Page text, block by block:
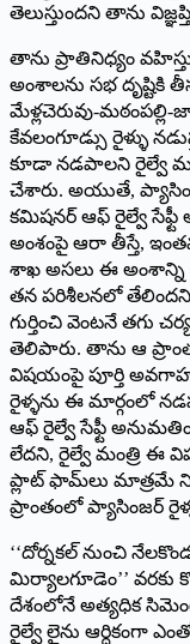
తెలుస్తుందని తాను
తాను ప్రాతినిధ్యం
అంశాలను సభ దృష్టికి
మేళ్లచెరువు-మఠంపల్లి-
కేవలంగూడ్సు రైళ్ళు
కూడా నడపాలని రైల్వే
చేశారు. అయుతే,
కమిషనర్‌ ఆఫ్‌ ‌రైల్వే
అంశంపై ఆరా తీస్తే,
శాఖ అసలు ఈ అంశాన్ని
తన పరిశీలనలో తేలిందని
గుర్తించి వెంటనే తగు
తెలిపారు. తాను ఆ
విషయంపై పూర్తి
‌రైళ్ళను ఈ మార్గంలో
ఆఫ్‌ ‌రైల్వే సేఫ్టీ
లేదని, రైల్వే మంత్రి ఈ
ప్లాట్‌ ‌ఫామ్‌లు మాత్రమే
ప్రాంతంలో ప్యాసింజర్‌
‘‘దోర్నకల్‌ ‌నుంచి
మిర్యాలగూడెం’’ వరకు
దేశంలోనే అత్యధిక
రైల్వే లైను ఆర్ధికంగా